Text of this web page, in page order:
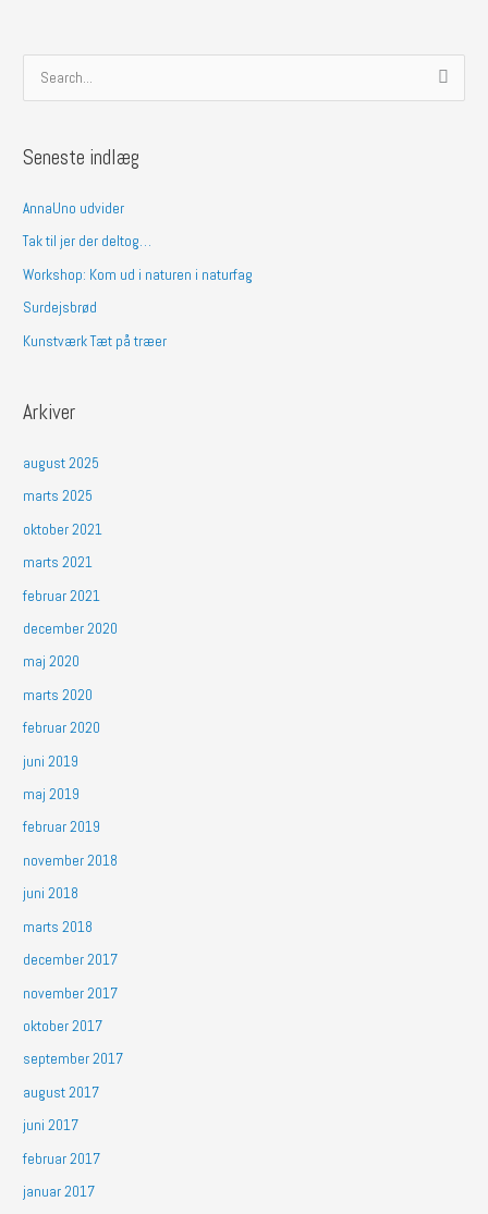
e
f
:
Seneste indlæg
AnnaUno udvider
Tak til jer der deltog…
Workshop: Kom ud i naturen i naturfag
Surdejsbrød
Kunstværk Tæt på træer
Arkiver
august 2025
marts 2025
oktober 2021
marts 2021
februar 2021
december 2020
maj 2020
marts 2020
februar 2020
juni 2019
maj 2019
februar 2019
november 2018
juni 2018
marts 2018
december 2017
november 2017
oktober 2017
september 2017
august 2017
juni 2017
februar 2017
januar 2017